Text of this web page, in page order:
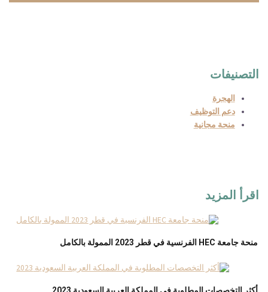
التصنيفات
الهجرة
دعم التوظيف
منحة مجانية
اقرأ المزيد
منحة جامعة HEC الفرنسية في قطر 2023 الممولة بالكامل
أكثر التخصصات المطلوبة في المملكة العربية السعودية 2023